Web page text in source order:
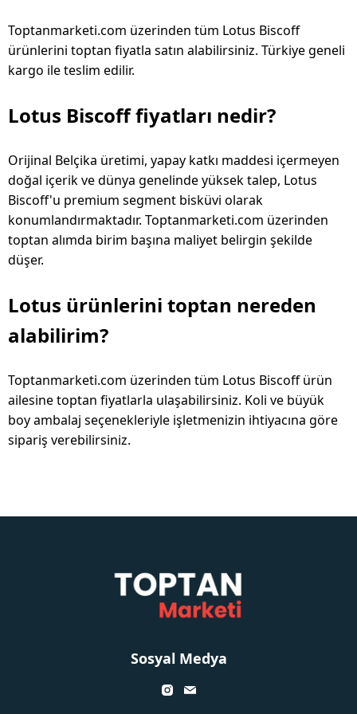
Toptanmarketi.com üzerinden tüm Lotus Biscoff
ürünlerini toptan fiyatla satın alabilirsiniz. Türkiye geneli
kargo ile teslim edilir.
Lotus Biscoff fiyatları nedir?
Orijinal Belçika üretimi, yapay katkı maddesi içermeyen
doğal içerik ve dünya genelinde yüksek talep, Lotus
Biscoff'u premium segment bisküvi olarak
konumlandırmaktadır. Toptanmarketi.com üzerinden
toptan alımda birim başına maliyet belirgin şekilde
düşer.
Lotus ürünlerini toptan nereden
alabilirim?
Toptanmarketi.com üzerinden tüm Lotus Biscoff ürün
ailesine toptan fiyatlarla ulaşabilirsiniz. Koli ve büyük
boy ambalaj seçenekleriyle işletmenizin ihtiyacına göre
sipariş verebilirsiniz.
Sosyal Medya